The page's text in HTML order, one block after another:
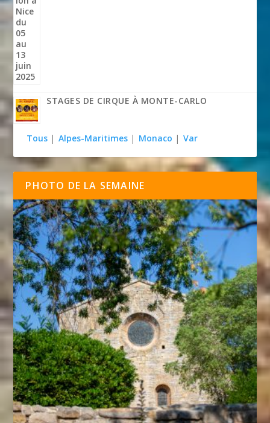
STAGES DE CIRQUE À MONTE-CARLO
Tous | Alpes-Maritimes | Monaco | Var
PHOTO DE LA SEMAINE